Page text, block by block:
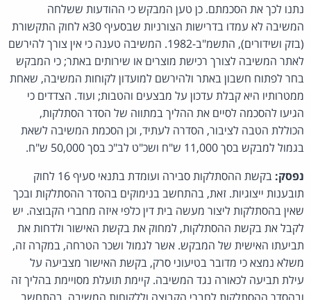
נתנו לכך את הסכמתם. כן טען המבקש כי ההודעות ששלחה
המשיבה לא עמדו בדרישות הצורניות שבסעיף 30א לחוק התקשורת
(בזק ושידורים), התשמ"ב-1982. המשיבה טענה כי אין צורך להירשם
לאתר המשיבה לצורך רכישת מוצרים או שירותים באתר; כי המבקש
בחר לפתוח חשבון באתר ולהירשם למועדון לקוחות המשיבה, שאחת
ממטרותיו היא קבלת עדכון על מבצעים והטבות; ועוד. הצדדים כי
הגיעו להסכמה לסיים את ההליך במתווה של הסדר הסתלקות,
הכוללת הטבה לציבור, הסדרה לעתיד, וכן הסכמת המשיבה לשאת
בגמול למבקש בסך 11,000 ש"ח ושכ"ט לב"כ בסך 50,000 ש"ח.
נפסק:
בקשת ההסתלקות סבירה ועומדת בתנאי סעיף 16 לחוק
תובענות ייצוגיות. זאת, בהתחשב בנימוקים בהסדר ההסתלקות ובכך
שאין בהסתלקות ליצור מעשה בית דין כלפי איזה מחברי הקבוצה. יש
לקבל את בקשת ההסתלקות, למחוק את בקשת האישור ולדחות את
תביעתו האישית של המבקש. אשר לגמול ושכר הטרחה, במקרה זה,
משלא נמצא כי מדובר בטיעוני סרק, בקשת האישור מצביעה על
עילת תביעה לכאורה נגד המשיבה. קיימת תועלת מסויימת בהליך זה